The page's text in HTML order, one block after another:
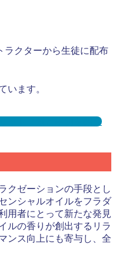
ラクターから生徒に配布
います。
ット３選と事例を紹介
クゼーションの手段とし
ンシャルオイルをフラダ
用者にとって新たな発見
ルの香りが創出するリラ
ンス向上にも寄与し、全